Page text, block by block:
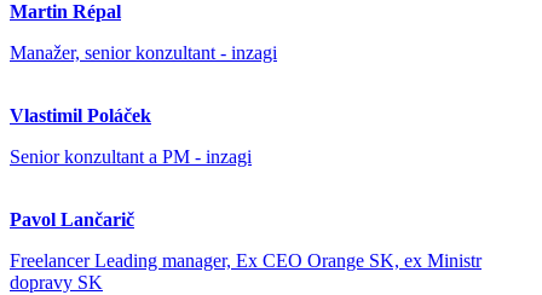
Martin Répal
Manažer, senior konzultant - inzagi
Vlastimil Poláček
Senior konzultant a PM - inzagi
Pavol Lančarič
Freelancer Leading manager, Ex CEO Orange SK, ex Ministr
dopravy SK